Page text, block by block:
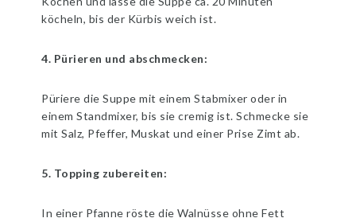
köcheln, bis der Kürbis weich ist.
4. Pürieren und abschmecken:
Püriere die Suppe mit einem Stabmixer oder in
einem Standmixer, bis sie cremig ist. Schmecke sie
mit Salz, Pfeffer, Muskat und einer Prise Zimt ab.
5. Topping zubereiten:
In einer Pfanne röste die Walnüsse ohne Fett